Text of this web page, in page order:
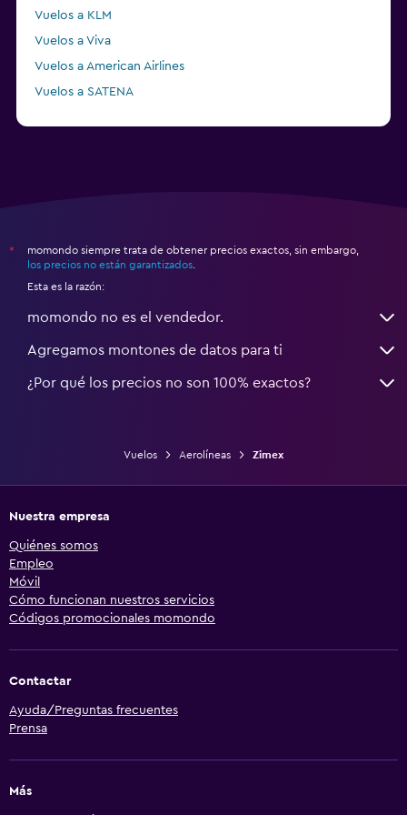
Vuelos a KLM
Vuelos a Viva
Vuelos a American Airlines
Vuelos a SATENA
*
momondo siempre trata de obtener precios exactos, sin embargo,
los precios no están garantizados
Esta es la razón:
momondo no es el vendedor.
Agregamos montones de datos para ti
¿Por qué los precios no son 100% exactos?
Vuelos Aerolíneas Zimex
Nuestra empresa
Quiénes somos
Empleo
Móvil
Cómo funcionan nuestros servicios
Códigos promocionales momondo
Contactar
Ayuda/Preguntas frecuentes
Prensa
Más